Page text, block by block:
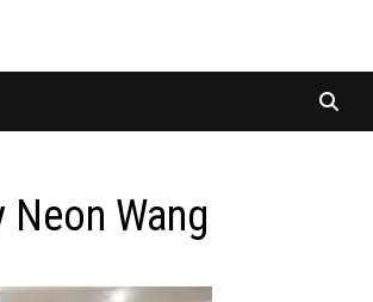
Neon Wang